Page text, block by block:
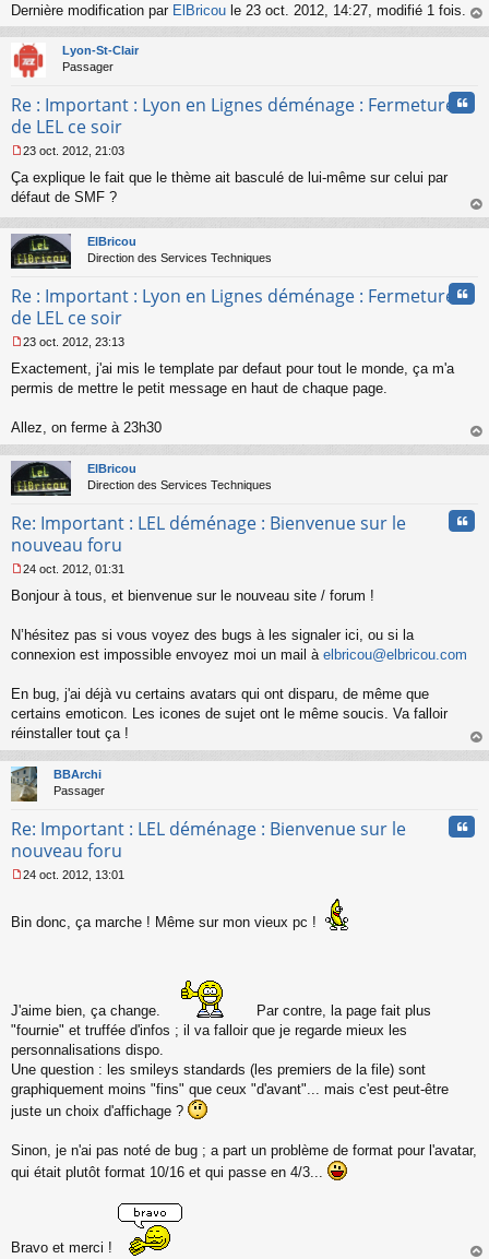
Dernière modification par ElBricou le 23 oct. 2012, 14:27, modifié 1 fois.
au
Lyon-St-Clair
Passager
Re : Important : Lyon en Lignes déménage : Fermeture
de LEL ce soir
e
s
a
g
e
o
l
u
23 oct. 2012, 21:03
Ça explique le fait que le thème ait basculé de lui-même sur celui par
défaut de SMF ?
au
ElBricou
Direction des Services Techniques
Re : Important : Lyon en Lignes déménage : Fermeture
de LEL ce soir
e
s
a
g
n
o
l
u
23 oct. 2012, 23:13
Exactement, j'ai mis le template par defaut pour tout le monde, ça m'a
permis de mettre le petit message en haut de chaque page.
Allez, on ferme à 23h30
au
ElBricou
Direction des Services Techniques
Re: Important : LEL déménage : Bienvenue sur le
nouveau foru
e
s
g
n
o
n
u
24 oct. 2012, 01:31
Bonjour à tous, et bienvenue sur le nouveau site / forum !
N’hésitez pas si vous voyez des bugs à les signaler ici, ou si la
connexion est impossible envoyez moi un mail à elbricou@elbricou.com
En bug, j'ai déjà vu certains avatars qui ont disparu, de même que
certains emoticon. Les icones de sujet ont le même soucis. Va falloir
réinstaller tout ça !
au
BBArchi
Passager
Re: Important : LEL déménage : Bienvenue sur le
nouveau foru
s
o
n
l
u
24 oct. 2012, 13:01
Bin donc, ça marche ! Même sur mon vieux pc !
J'aime bien, ça change.
Par contre, la page fait plus
"fournie" et truffée d'infos ; il va falloir que je regarde mieux les
personnalisations dispo.
Une question : les smileys standards (les premiers de la file) sont
graphiquement moins "fins" que ceux "d'avant"... mais c'est peut-être
juste un choix d'affichage ?
Sinon, je n'ai pas noté de bug ; a part un problème de format pour l'avatar,
qui était plutôt format 10/16 et qui passe en 4/3...
Bravo et merci !